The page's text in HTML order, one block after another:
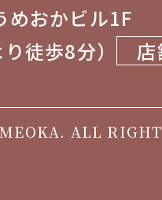
めおかビル1F
徒歩8分）
ALL